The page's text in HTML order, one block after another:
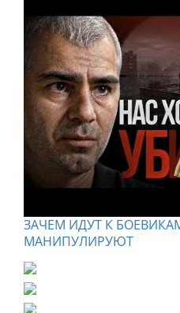
ЗАЧЕМ ИДУТ К
МАНИПУЛИРУЮТ